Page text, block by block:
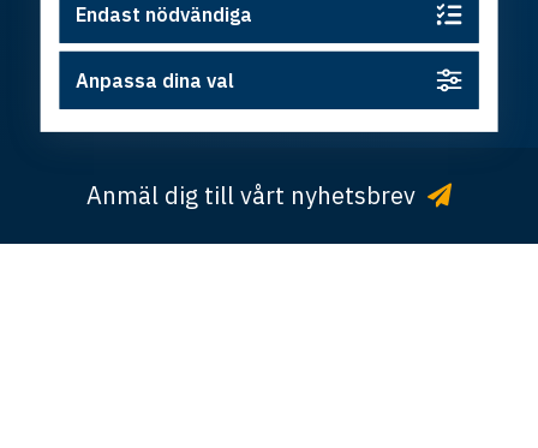
© Copyright Östsvenska Handelskammaren ·
Integritetspolicy·Cookies· Design och utveckling av
Anmäl dig till vårt nyhetsbrev
Endast nödvändiga
Anpassa dina val